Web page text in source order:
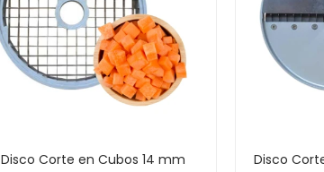
Disco Corte en Cubos 14 mm
Disco